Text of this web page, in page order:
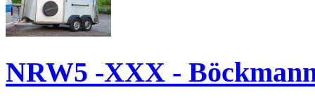
NRW5 -XXX -